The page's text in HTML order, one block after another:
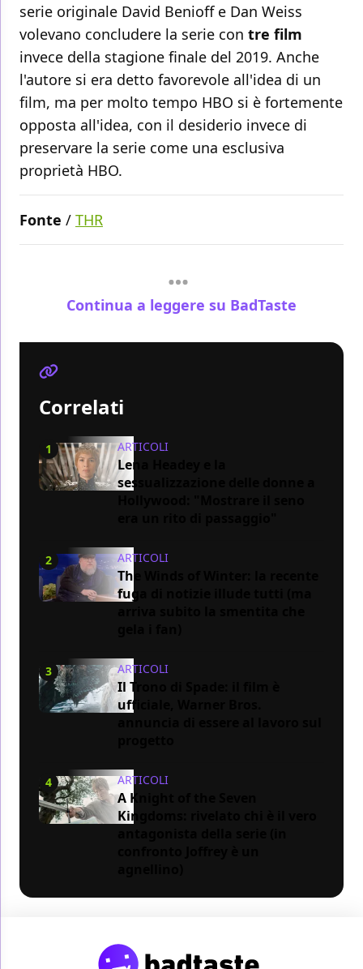
serie originale David Benioff e Dan Weiss
volevano concludere la serie con tre film
invece della stagione finale del 2019. Anche
l'autore si era detto favorevole all'idea di un
film, ma per molto tempo HBO si è fortemente
opposta all'idea, con il desiderio invece di
preservare la serie come una esclusiva
proprietà HBO.
Fonte / THR
Continua a leggere su BadTaste
Correlati
1 ARTICOLI
Lena Headey e la
sessualizzazione delle donne a
2 ARTICOLI
The Winds of Winter: la recente
fuga di notizie illude tutti (ma
3 ARTICOLI
Il Trono di Spade: il film è
ufficiale, Warner Bros.
4 ARTICOLI
A Knight of the Seven
Kingdoms: rivelato chi è il vero